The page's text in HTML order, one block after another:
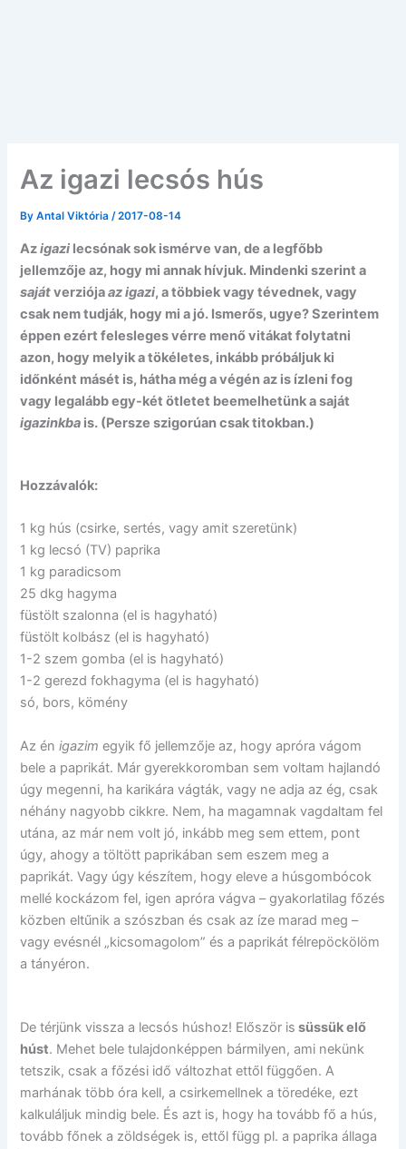
Az igazi lecsós hús
ByAntal Viktória/2017-08-14
Azigazi lecsónak sok ismérve van, de a legfőbb
jellemzője az, hogy mi annak hívjuk. Mindenki szerint a
sajátverziójaaz igazi, a többiek vagy tévednek, vagy
csak nem tudják, hogy mi a jó. Ismerős, ugye? Szerintem
éppen ezért felesleges vérre menő vitákat folytatni
azon, hogy melyik a tökéletes, inkább próbáljuk ki
időnként másét is, hátha még a végén az is ízleni fog
vagy legalább egy-két ötletet beemelhetünk a saját
igazinkba is. (Persze szigorúan csak titokban.)
Hozzávalók:
1 kg hús (csirke, sertés, vagy amit szeretünk)
1 kg lecsó (TV) paprika
1 kg paradicsom
25 dkg hagyma
füstölt szalonna (el is hagyható)
füstölt kolbász (el is hagyható)
1-2 szem gomba (el is hagyható)
1-2 gerezd fokhagyma (el is hagyható)
só, bors, kömény
Az énigazim egyik fő jellemzője az, hogy apróra vágom
bele a paprikát. Már gyerekkoromban sem voltam hajlandó
úgy megenni, ha karikára vágták, vagy ne adja az ég, csak
néhány nagyobb cikkre. Nem, ha magamnak vagdaltam fel
utána, az már nem volt jó, inkább meg sem ettem, pont
úgy, ahogy a töltött paprikában sem eszem meg a
paprikát. Vagy úgy készítem, hogy eleve a húsgombócok
mellé kockázom fel, igen apróra vágva – gyakorlatilag főzés
közben eltűnik a szószban és csak az íze marad meg –
vagy evésnél „kicsomagolom” és a paprikát félrepöckölöm
a tányéron.
De térjünk vissza a lecsós húshoz! Először is süssük elő
húst. Mehet bele tulajdonképpen bármilyen, ami nekünk
tetszik, csak a főzési idő változhat ettől függően. A
marhának több óra kell, a csirkemellnek a töredéke, ezt
kalkuláljuk mindig bele. És azt is, hogy ha tovább fő a hús,
tovább főnek a zöldségek is, ettől függ pl. a paprika állaga